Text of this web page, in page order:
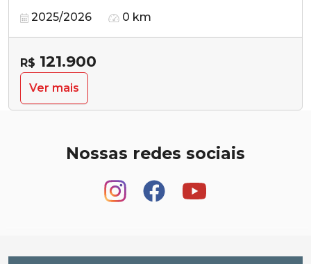
2025/2026 0 km
R$ 121.900
Ver mais
Nossas redes sociais